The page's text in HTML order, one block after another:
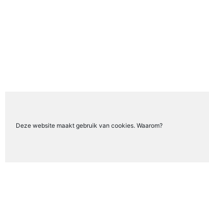
Deze website maakt gebruik van cookies. Waarom?